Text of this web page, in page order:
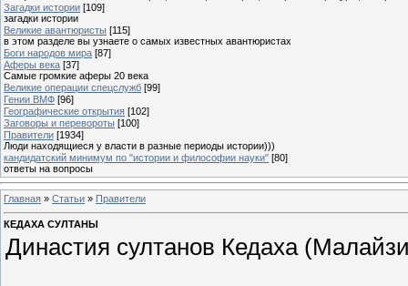
Загадки истории [109]
загадки истории
Великие авантюристы [115]
в этом разделе вы узнаете о самых известных авантюристах
Боги народов мира [87]
Аферы века [37]
Самые громкие аферы 20 века
Великие операции спецслужб [99]
Гении ВМФ [96]
Географические открытия [102]
Заговоры и перевороты [100]
Правители [1934]
Люди находящиеся у власти в разные периоды истории)))
кандидатский минимум по "истории и философии науки" [80]
ответы на вопросы
Главная » Статьи » Правители
КЕДАХА СУЛТАНЫ
Династия султанов Кедаха